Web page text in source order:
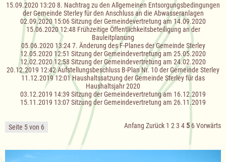
15.09.2020 13:20 8. Nachtrag zu den Allgemeinen Entsorgungsbedingungen
der Gemeinde Sterley für den Anschluss an die Abwasseranlagen
02.09.2020 15:06Sitzung der Gemeindevertretung am 14.09.2020
15.06.2020 12:48 Frühzeitige Öffentlichkeitsbeteiligung an der
Bauleitplanung
05.06.2020 13:24 7. Änderung des F-Planes der Gemeinde Sterley
12.05.2020 12:51 Sitzung der Gemeindevertretung am 25.05.2020
12.02.2020 12:58 Sitzung der Gemeindevertretung am 24.02.2020
20.12.2019 12:42Aufstellungsbeschluss B-Plan Nr. 10 der Gemeinde Sterley
11.12.2019 12:01Haushaltssatzung der Gemeinde Sterley für das
Haushaltsjahr 2020
03.12.2019 14:39 Sitzung der Gemeindevertretung am 16.12.2019
15.11.2019 13:07Sitzung der Gemeindevertretung am 26.11.2019
Seite 5 von 6 Anfang Zurück 1 2 3 4 5 6Vorwärts